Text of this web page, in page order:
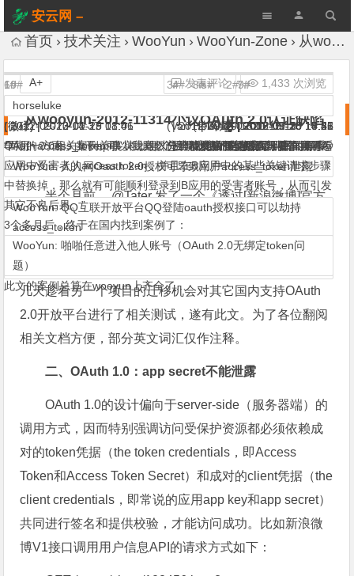
安云网 –
AnYun.ORG
首页 技术关注 WooYun WooYun-Zone 从wooyun-2012-11314小议OAuth 2.0认证缺陷
从wooyun-2012-11314小议OAuth 2.0认证缺陷
发表评论 1,433 次浏览
A+
一、前言
半个月前， @Tater 发了一个《透过[新浪微博]官方
来源调用API发表微博.无需client_sec》（
[新浪微博]官方来源调用API发表微博.无需client_sec
），但是对于其中涉及的OAuth 2.0的缺陷语焉不详。这
几天趁着另一个项目的迁移机会对其它国内支持OAuth
2.0开放平台进行了相关测试，遂有此文。为了各位翻阅
相关文档方便，部分英文词汇仅作注释。
二、OAuth 1.0：app secret不能泄露
OAuth 1.0的设计偏向于server-side（服务器端）的
调用方式，因而特别强调访问受保护资源都必须依赖成
对的token凭据（the token credentials，即Access
Token和Access Token Secret）和成对的client凭据（the
client credentials，即常说的应用app key和app secret）
共同进行签名和提供校验，才能访问成功。比如新浪微
博V1接口调用用户信息API的请求方式如下：
1#
xsser
|2012-09-20 14:37
早期的access_token可以根据那个回调地址的链接窃取到的，很多
公司在实现的时候都没有严格校验，如果这被窃取到就可以访问鸟
2#
(̷ͣ̑̆ͯ̆̋͋̒ͩ͊̋̇̒ͦ̿̐͞҉̷̻̖͎̦̼) |2012-09-20 14:42
先坐板凳，后面再看
3#
(Van Helsing) |2012-09-20 14:55
先坐板凳后面，后面再看
4#
|2012-09-20 15:06
板凳我都不坐了.等高潮了.我再看
5#
|2012-09-20 15:18
先坐板凳后面，后面再看@
cnyouker
6#
horseluke
(微碌) |2012-09-25 18:01
OAuth 2.0相关案例关联，我竟然忘了人人那个案例……
WooYun: 人人网Oauth 2.0授权可导致用户access_token泄露
WooYun: QQ互联开放平台QQ登陆oauth授权接口可以劫持
access_token
WooYun: 百度开放平台oauth授权接口可以劫持access_token
7#
|2012-09-25 18:21
好文，科普的好
8#
(带马师) |2012-09-30 17:26
关注，学习
9#
|2012-11-15 19:55
学习了
10#
horseluke
(微碌) |2013-01-19 01:46
“而另一方面，由于api事实上难以分辨请求来源，那么只要掌握了A
应用中受害者的access token，并且在B应用中的某些关键请求步骤
中替换掉，那么就有可能顺利登录到B应用的受害者账号，从而引发
其它不良后果。”
3个多月后，终于在国内找到案例了：
WooYun: 啪啪任意进入他人账号（OAuth 2.0无绑定token问
题）
此文的案例总算在wooyun上齐全了…